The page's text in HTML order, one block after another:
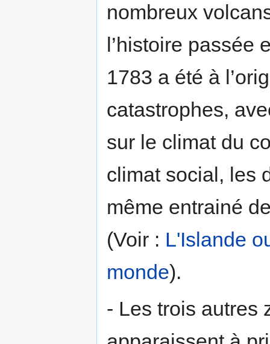
nombreux
l’histoire passée
1783 a été à
catastrophes,
sur le climat du
climat social, les
même entrainé
(Voir : L'Islande
monde).
- Les trois autres